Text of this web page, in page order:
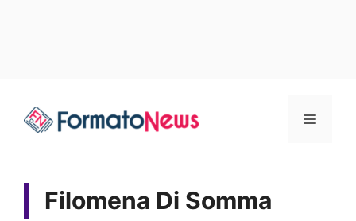
Menu
Filomena Di Somma